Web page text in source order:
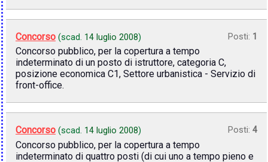
Concorso (scad. 14 luglio 2008) Posti: 1
Concorso pubblico, per la copertura a tempo
indeterminato di un posto di istruttore, categoria C,
posizione economica C1, Settore urbanistica - Servizio di
front-office.
Concorso (scad. 14 luglio 2008) Posti: 4
Concorso pubblico, per la copertura a tempo
indeterminato di quattro posti (di cui uno a tempo pieno e